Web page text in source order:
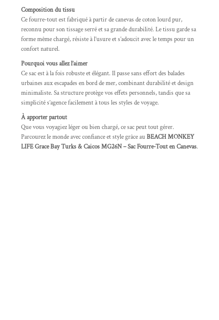
Composition du tissu
Ce fourre-tout est fabriqué à partir de canevas de coton lourd pur,
reconnu pour son tissage serré et sa grande durabilité. Le tissu garde sa
forme même chargé, résiste à l’usure et s’adoucit avec le temps pour un
confort naturel.
Pourquoi vous allez l’aimer
Ce sac est à la fois robuste et élégant. Il passe sans effort des balades
urbaines aux escapades en bord de mer, combinant durabilité et design
minimaliste. Sa structure protège vos effets personnels, tandis que sa
simplicité s’agence facilement à tous les styles de voyage.
À apporter partout
Que vous voyagiez léger ou bien chargé, ce sac peut tout gérer.
Parcourez le monde avec confiance et style grâce auBEACH MONKEY
LIFE Grace Bay Turks & Caicos MG26N – Sac Fourre-Tout en Canevas.